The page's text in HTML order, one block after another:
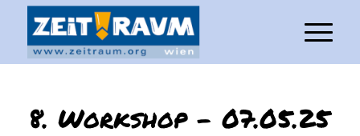
8. Workshop – 07.05.25